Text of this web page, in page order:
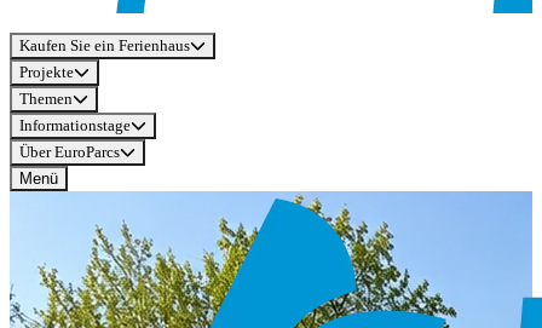
Kaufen Sie ein Ferienhaus
Projekte
Themen
Informationstage
Über EuroParcs
Menü